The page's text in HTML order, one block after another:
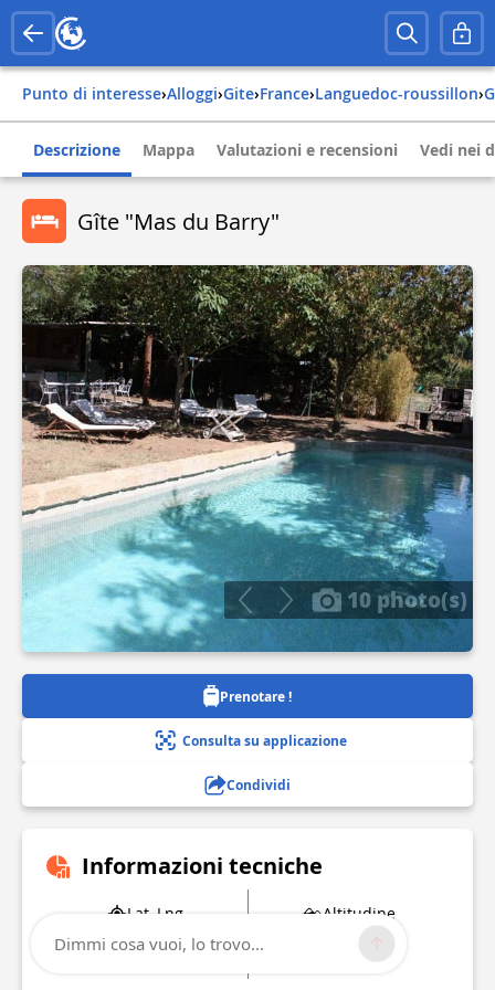
Punto di interesse› Alloggi› Gite› france› languedoc-roussillon›
Descrizione Mappa Valutazioni e recensioni Vedi nei
Gîte "Mas du Barry"
10 photo(s)
Prenotare !
Consulta su applicazione
Condividi
Informazioni tecniche
Lat, Lng
43.667843
Altitudine
10 m
Dimmi cosa vuoi, lo trovo...